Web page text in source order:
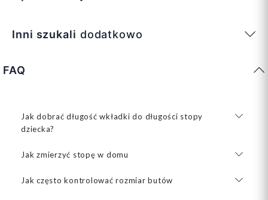
Inni szukali dodatkowo
FAQ
Jak dobrać długość wkładki do długości stopy
dziecka?
Jak zmierzyć stopę w domu
Jak często kontrolować rozmiar butów